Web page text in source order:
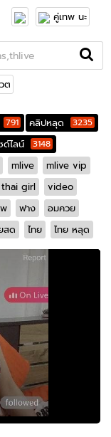
คู่เทพ นะ
ต
791 คลิปหลุด 3235
ด์ไลน์ 3148
mlive
mlive vip
thai girl
video
ฟาง
อมควย
สด ไทย ไทย หลุด